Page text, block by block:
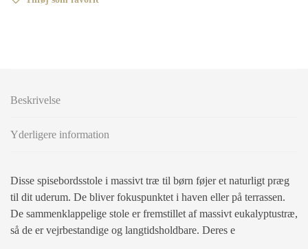
Beskrivelse
Yderligere information
Disse spisebordsstole i massivt træ til børn føjer et naturligt præg
til dit uderum. De bliver fokuspunktet i haven eller på terrassen.
De sammenklappelige stole er fremstillet af massivt eukalyptustræ,
så de er vejrbestandige og langtidsholdbare. Deres e